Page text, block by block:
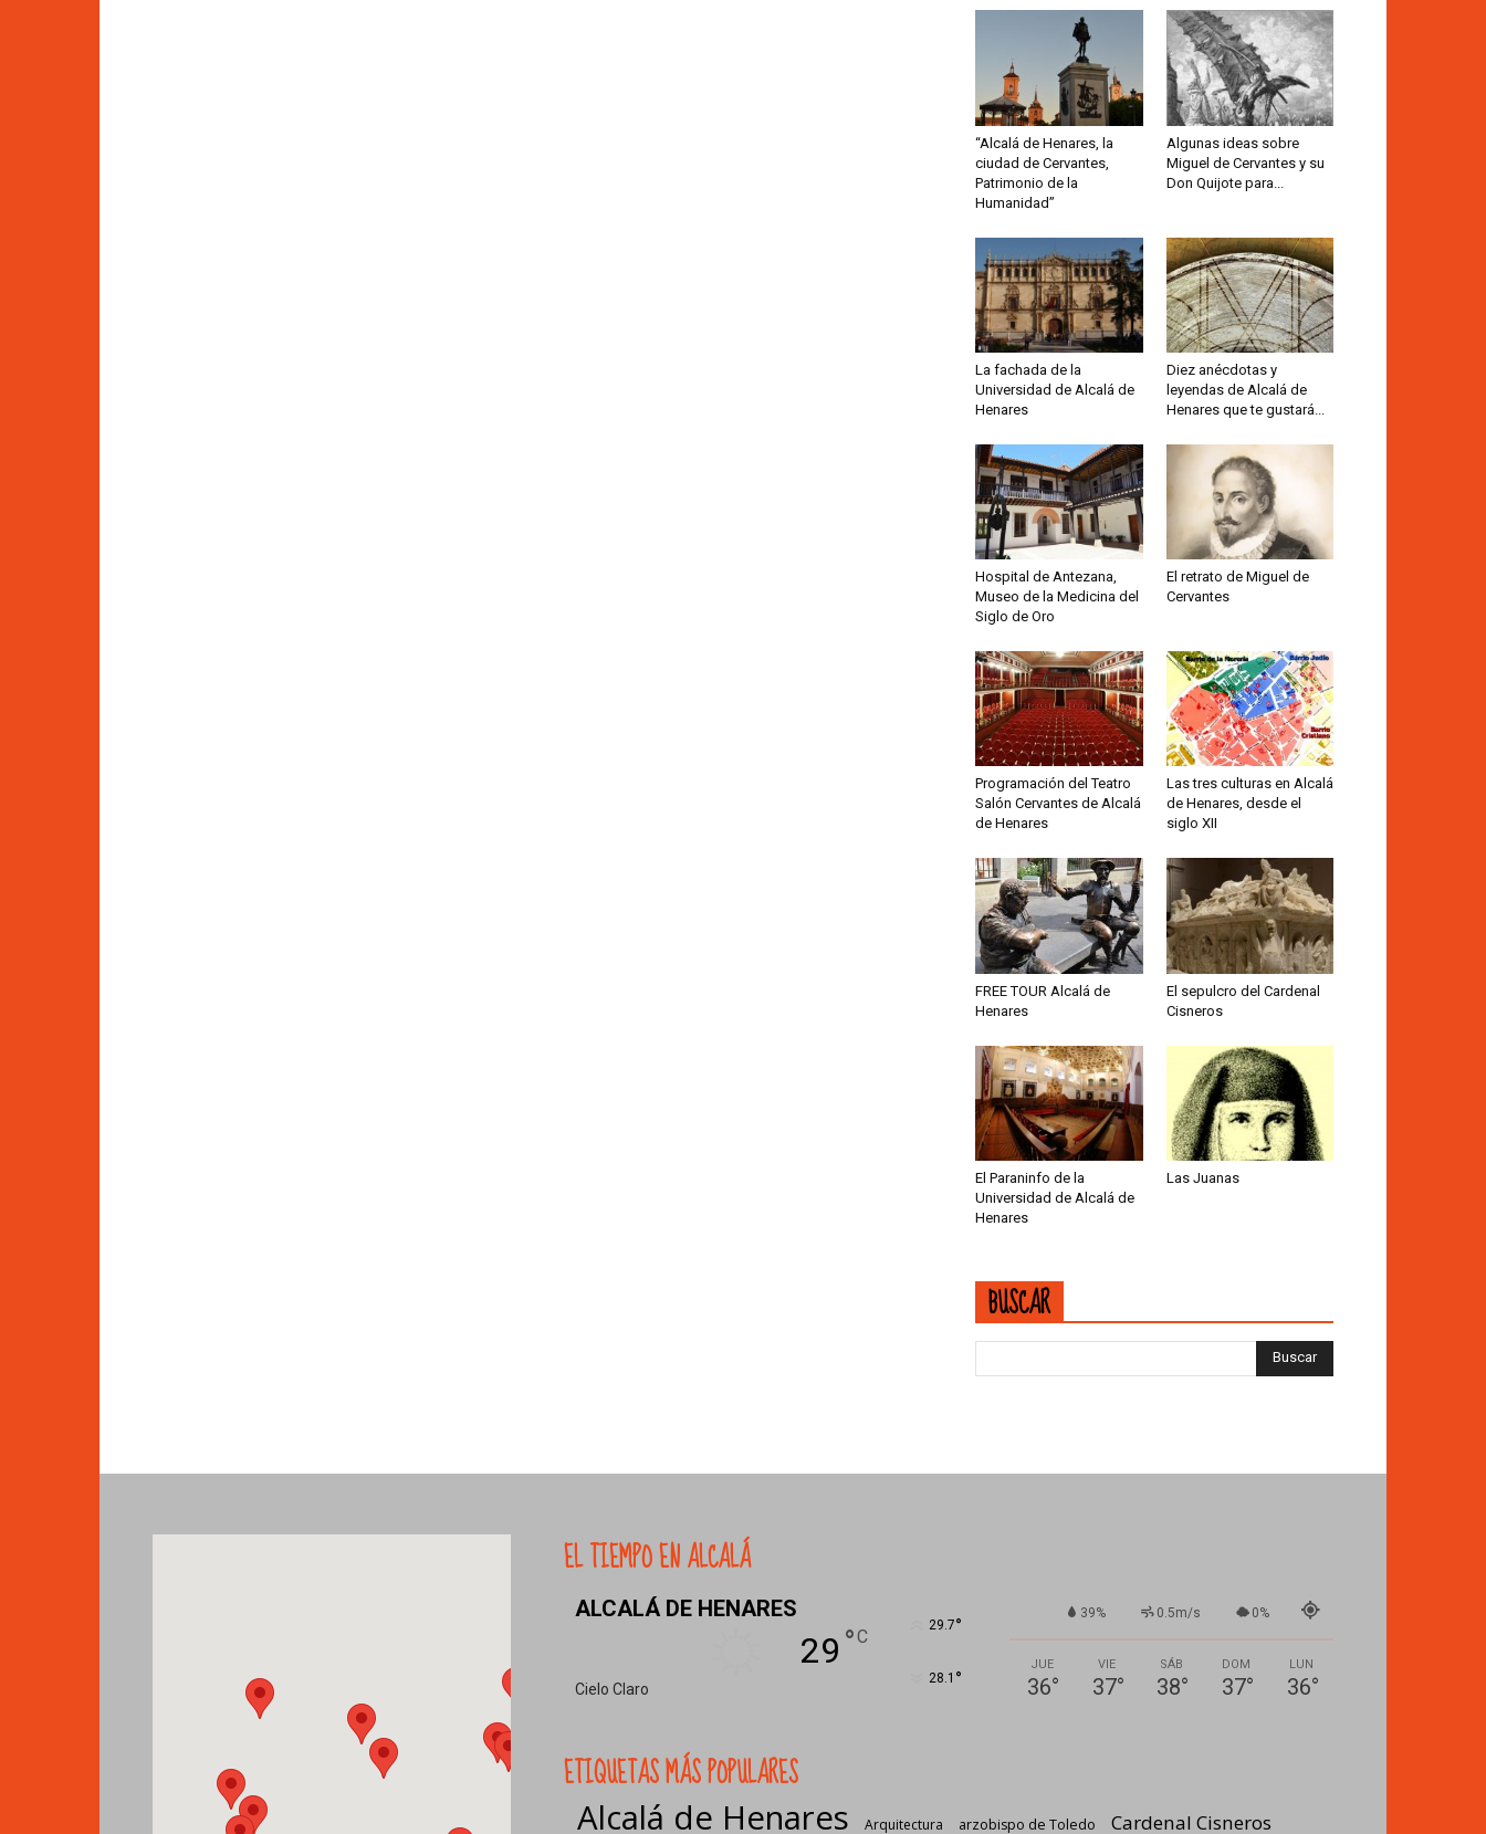
“Alcalá de Henares, la
ciudad de Cervantes,
Patrimonio de la
Humanidad”
Algunas ideas sobre
Miguel de Cervantes y su
Don Quijote para...
La fachada de la
Universidad de Alcalá de
Henares
Diez anécdotas y
leyendas de Alcalá de
Henares que te gustará...
Hospital de Antezana,
Museo de la Medicina del
Siglo de Oro
El retrato de Miguel de
Cervantes
Programación del Teatro
Salón Cervantes de Alcalá
de Henares
Las tres culturas en Alcalá
de Henares, desde el
siglo XII
FREE TOUR Alcalá de
Henares
El sepulcro del Cardenal
Cisneros
El Paraninfo de la
Universidad de Alcalá de
Henares
Las Juanas
BUSCAR
EL TIEMPO EN ALCALÁ
ALCALÁ DE HENARES
Cielo Claro
29 °C
29.7°
28.1 °
39% 0.5m/s 0%
JUE
36°
VIE
37°
SÁB
38°
DOM
37°
LUN
36°
ETIQUETAS MÁS POPULARES
Alcalá de Henares Arquitectura arzobispo de Toledo Cardenal Cisneros